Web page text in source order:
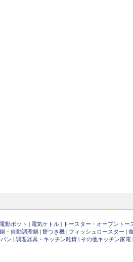
電動ポット | 電気ケトル | トースター・オーブントー
・自動調理鍋 | 餅つき機 | フィッシュロースター |
ン | 調理器具・キッチン雑貨 | その他キッチン家電 |